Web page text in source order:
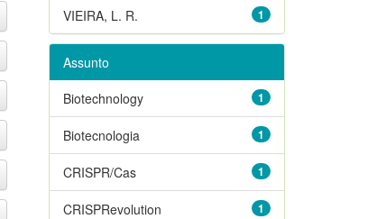
1
VIEIRA, L. R.
Assunto
1
Biotechnology
1
Biotecnologia
1
CRISPR/Cas
1
CRISPRevolution